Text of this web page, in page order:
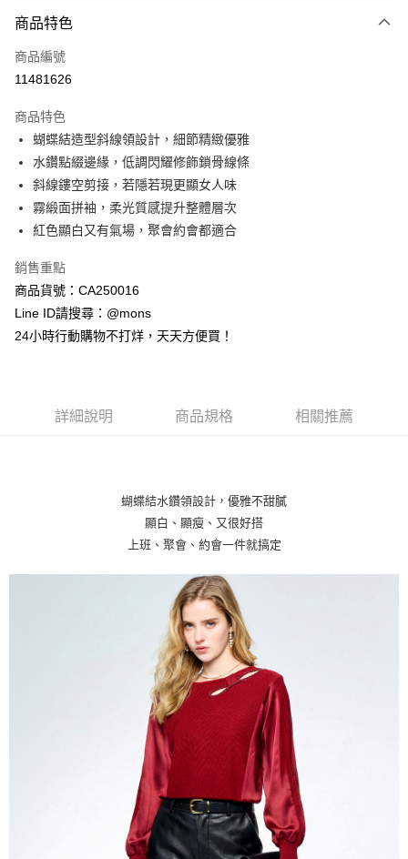
信用卡一次付款
信用卡分期付款
合作金庫商業銀行
華南商業銀行
彰化商業銀行
上海商業儲蓄銀行
台北富邦商業銀行
國泰世華商業銀行
兆豐國際商業銀行
臺灣中小企業銀行
台中商業銀行
匯豐（台灣）商業銀行
華泰商業銀行
聯邦商業銀行
遠東國際商業銀行
元大商業銀行
台新國際商業銀行
台灣樂天信用卡公司
6 期 0 利率 每期
華南商業銀行
彰化商業銀行
上海商業儲蓄銀行
台北富邦商業銀行
國泰世華商業銀行
兆豐國際商業銀行
臺灣中小企業銀行
台中商業銀行
聯邦商業銀行
元大商業銀行
玉山商業銀行
台灣樂天信用卡公司
超商取貨付款
LINE Pay
Apple Pay
街口支付
悠遊付
AFTEE先享後付是「在收到商品之後才付款」的支付方式。 讓您購物簡單
【「AFTEE先享後付」結帳流程】
結帳頁面，進行簡訊認證並確認金額後，即可完成結帳。
３．收到繳費通知簡訊後14天內，點擊此簡訊中的連結，可透過四大超商／
ATM／網路銀行／等多元方式進行付款，方視為交易完成。
※ 請注意：結帳手續完成當下不需立刻繳費，但若您需要取消訂單，請聯絡
購買商品的店家。未經商家同意取消之訂單仍視為有效，需透過AFTEE先享
※ 交易是否成功請以「AFTEE先享後付 」之結帳頁面顯示為準，若有關於
是否繳費成功／繳費後需取消欲退款等相關疑問，請聯繫「AFTEE先享後付
https://netprotections.freshdesk.com/support/home
１．透過由恩沛科技股份有限公司提供之「AFTEE先享後付」服務完成之交
易，需依本服務之必要範圍內提供個人資料，並將交易相關給付款項請求債
權轉讓予恩沛科技股份有限公司。
２．關於個人資料處理事宜，請瀏覽以下網址：
https://aftee.tw/terms/#terms3
３．未成年的使用者請事先徵得法定代理人或監護人之同意方可使用
「AFTEE先享後付」，若未經同意申辦者引起之損失，本公司不負相關責
ATM付款
每筆NT$80，滿NT$1,000(含以上)免運費
每筆NT$80，滿NT$1,000(含以上)免運費
每筆NT$80，滿NT$1,000(含以上)免運費
每筆NT$80，滿NT$1,000(含以上)免運費
每筆NT$100，滿NT$1,000(含以上)免運費
商品特色
商品編號
11481626
商品特色
蝴蝶結造型斜線領設計，細節精緻優雅
水鑽點綴邊緣，低調閃耀修飾鎖骨線條
斜線鏤空剪接，若隱若現更顯女人味
霧緞面拼袖，柔光質感提升整體層次
紅色顯白又有氣場，聚會約會都適合
銷售重點
商品貨號：CA250016
Line ID請搜尋：@mons
24小時行動購物不打烊，天天方便買！
詳細說明 商品規格 相關推薦
蝴蝶結水鑽領設計，優雅不甜膩
顯白、顯瘦、又很好搭
上班、聚會、約會一件就搞定